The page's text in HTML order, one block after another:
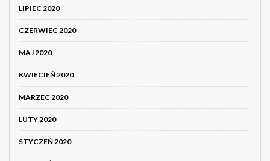
LIPIEC 2020
CZERWIEC 2020
MAJ 2020
KWIECIEŃ 2020
MARZEC 2020
LUTY 2020
STYCZEŃ 2020